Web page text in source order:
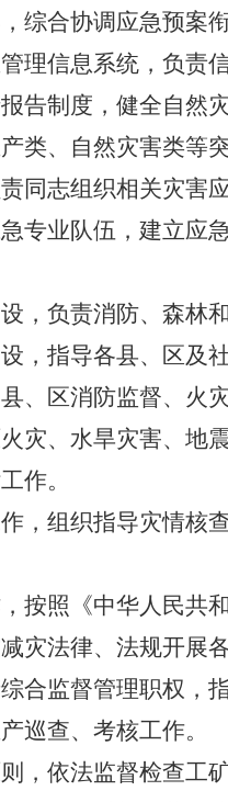
综合协调应急预案
信息系统，负责
告制度，健全自然
、自然灾害类等
同志组织相关灾害
业队伍，建立应
负责消防、森林
，指导各县、区及
区消防监督、火灾
、水旱灾害、地震
作。
组织指导灾情核
照《中华人民共
灾法律、法规开展各
监督管理职权，
巡查、考核工作。
依法监督检查工